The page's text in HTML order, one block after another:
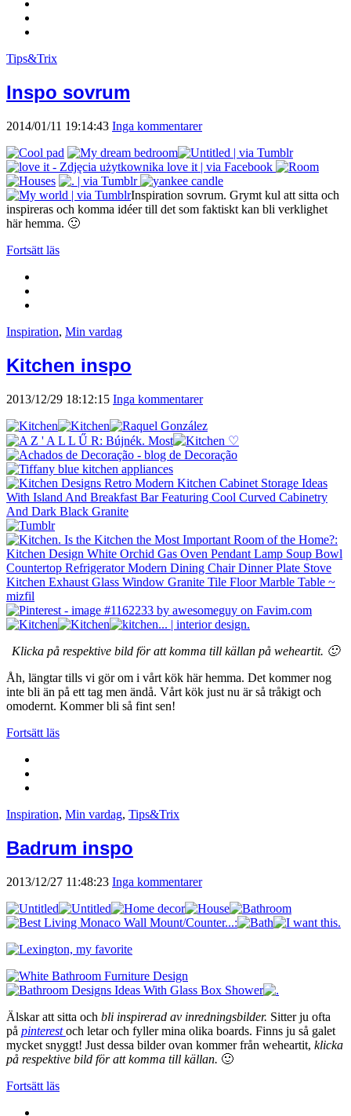
Tips&Trix
Inspo sovrum
2014/01/11 19:14:43 Inga kommentarer
Inspiration sovrum. Grymt kul att sitta och
inspireras och komma idéer till det som faktiskt kan bli verklighet
här hemma. 🙂
Fortsätt läs
Inspiration, Min vardag
Kitchen inspo
2013/12/29 18:12:15 Inga kommentarer
Klicka på respektive bild för att komma till källan på weheartit. 🙂
Åh, längtar tills vi gör om i vårt kök här hemma. Det kommer nog
inte bli än på ett tag men ändå. Vårt kök just nu är så tråkigt och
omodernt. Kommer bli så fint sen!
Fortsätt läs
Inspiration, Min vardag, Tips&Trix
Badrum inspo
2013/12/27 11:48:23 Inga kommentarer
Älskar att sitta och bli inspirerad av inredningsbilder. Sitter ju ofta
på pinterest och letar och fyller mina olika boards. Finns ju så galet
mycket snyggt! Just dessa bilder ovan kommer från weheartit, klicka
på respektive bild för att komma till källan. 🙂
Fortsätt läs